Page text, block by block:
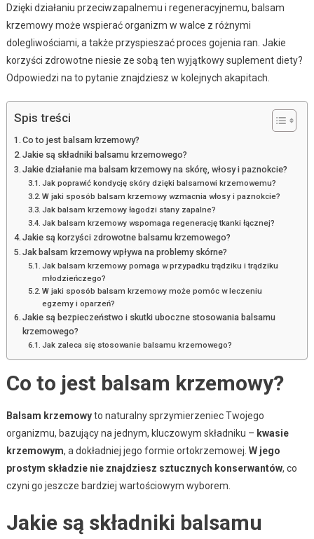
Dzięki działaniu przeciwzapalnemu i regeneracyjnemu, balsam
krzemowy może wspierać organizm w walce z różnymi
dolegliwościami, a także przyspieszać proces gojenia ran. Jakie
korzyści zdrowotne niesie ze sobą ten wyjątkowy suplement diety?
Odpowiedzi na to pytanie znajdziesz w kolejnych akapitach.
Spis treści
Co to jest balsam krzemowy?
Jakie są składniki balsamu krzemowego?
Jakie działanie ma balsam krzemowy na skórę, włosy i paznokcie?
Jak poprawić kondycję skóry dzięki balsamowi krzemowemu?
W jaki sposób balsam krzemowy wzmacnia włosy i paznokcie?
Jak balsam krzemowy łagodzi stany zapalne?
Jak balsam krzemowy wspomaga regenerację tkanki łącznej?
Jakie są korzyści zdrowotne balsamu krzemowego?
Jak balsam krzemowy wpływa na problemy skórne?
Jak balsam krzemowy pomaga w przypadku trądziku i trądziku
młodzieńczego?
W jaki sposób balsam krzemowy może pomóc w leczeniu
egzemy i oparzeń?
Jakie są bezpieczeństwo i skutki uboczne stosowania balsamu
krzemowego?
Jak zaleca się stosowanie balsamu krzemowego?
Co to jest balsam krzemowy?
Balsam krzemowyto naturalny sprzymierzeniec Twojego
organizmu, bazujący na jednym, kluczowym składniku – kwasie
krzemowym, a dokładniej jego formie ortokrzemowej. W jego
prostym składzie nie znajdziesz sztucznych konserwantów, co
czyni go jeszcze bardziej wartościowym wyborem.
Jakie są składniki balsamu